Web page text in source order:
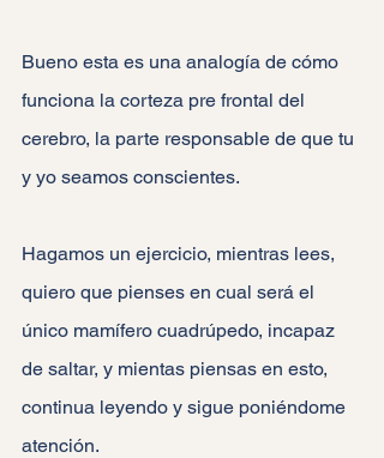
Bueno esta es una analogía de cómo
funciona la corteza pre frontal del
cerebro, la parte responsable de que tu
y yo seamos conscientes.
Hagamos un ejercicio, mientras lees,
quiero que pienses en cual será el
único mamífero cuadrúpedo, incapaz
de saltar, y mientas piensas en esto,
continua leyendo y sigue poniéndome
atención.